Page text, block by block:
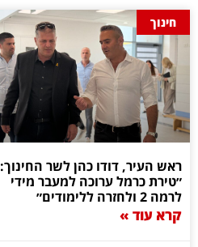
חינוך
ראש העיר, דודו כהן לשר החינוך:
״טירת כרמל ערוכה למעבר מידי
לרמה 2 ולחזרה ללימודים״
קרא עוד »